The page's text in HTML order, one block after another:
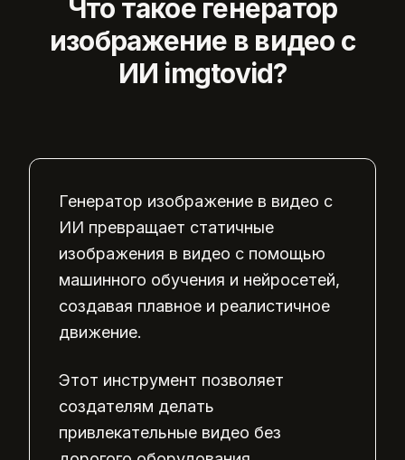
Что такое генератор
изображение в видео с
ИИ imgtovid?
Генератор изображение в видео с
ИИ превращает статичные
изображения в видео с помощью
машинного обучения и нейросетей,
создавая плавное и реалистичное
движение.
Этот инструмент позволяет
создателям делать
привлекательные видео без